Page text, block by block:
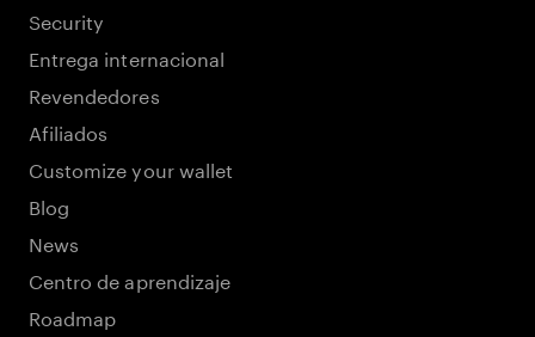
Security
Entrega internacional
Revendedores
Afiliados
Customize your wallet
Blog
News
Centro de aprendizaje
Roadmap